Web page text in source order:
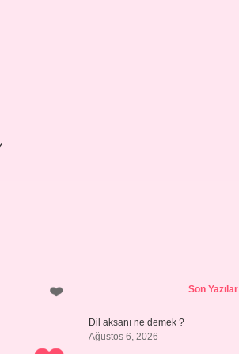
SidebarSon Yazılar
Dil aksanı ne demek ?
Ağustos 6, 2026